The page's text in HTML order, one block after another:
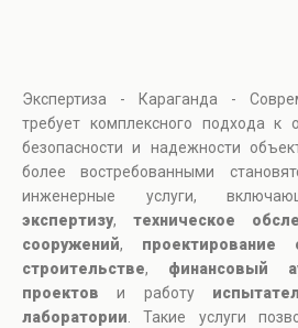
Экспертиза - Караганда -
требует комплексного подхода к
безопасности и надежности
более востребованными
инженерные услуги,
экспертизу, техническое
сооружений, проектирование
строительстве, финансовый
проектов и работу
лаборатории . Такие услуги